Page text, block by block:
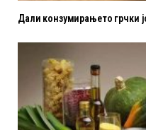
Дали конзумирањето грчки